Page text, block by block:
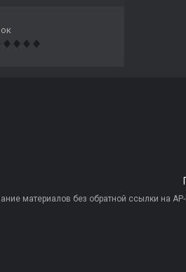
материалов без обратной ссылки на